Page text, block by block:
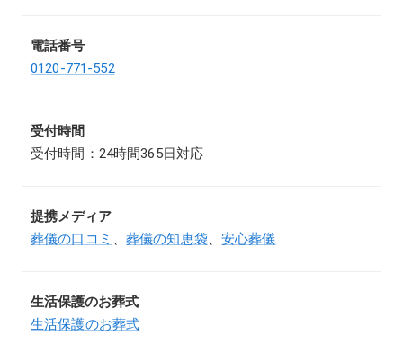
電話番号
0120-771-552
受付時間
受付時間：24時間365日対応
提携メディア
葬儀の口コミ 、葬儀の知恵袋、安心葬儀
生活保護のお葬式
生活保護のお葬式